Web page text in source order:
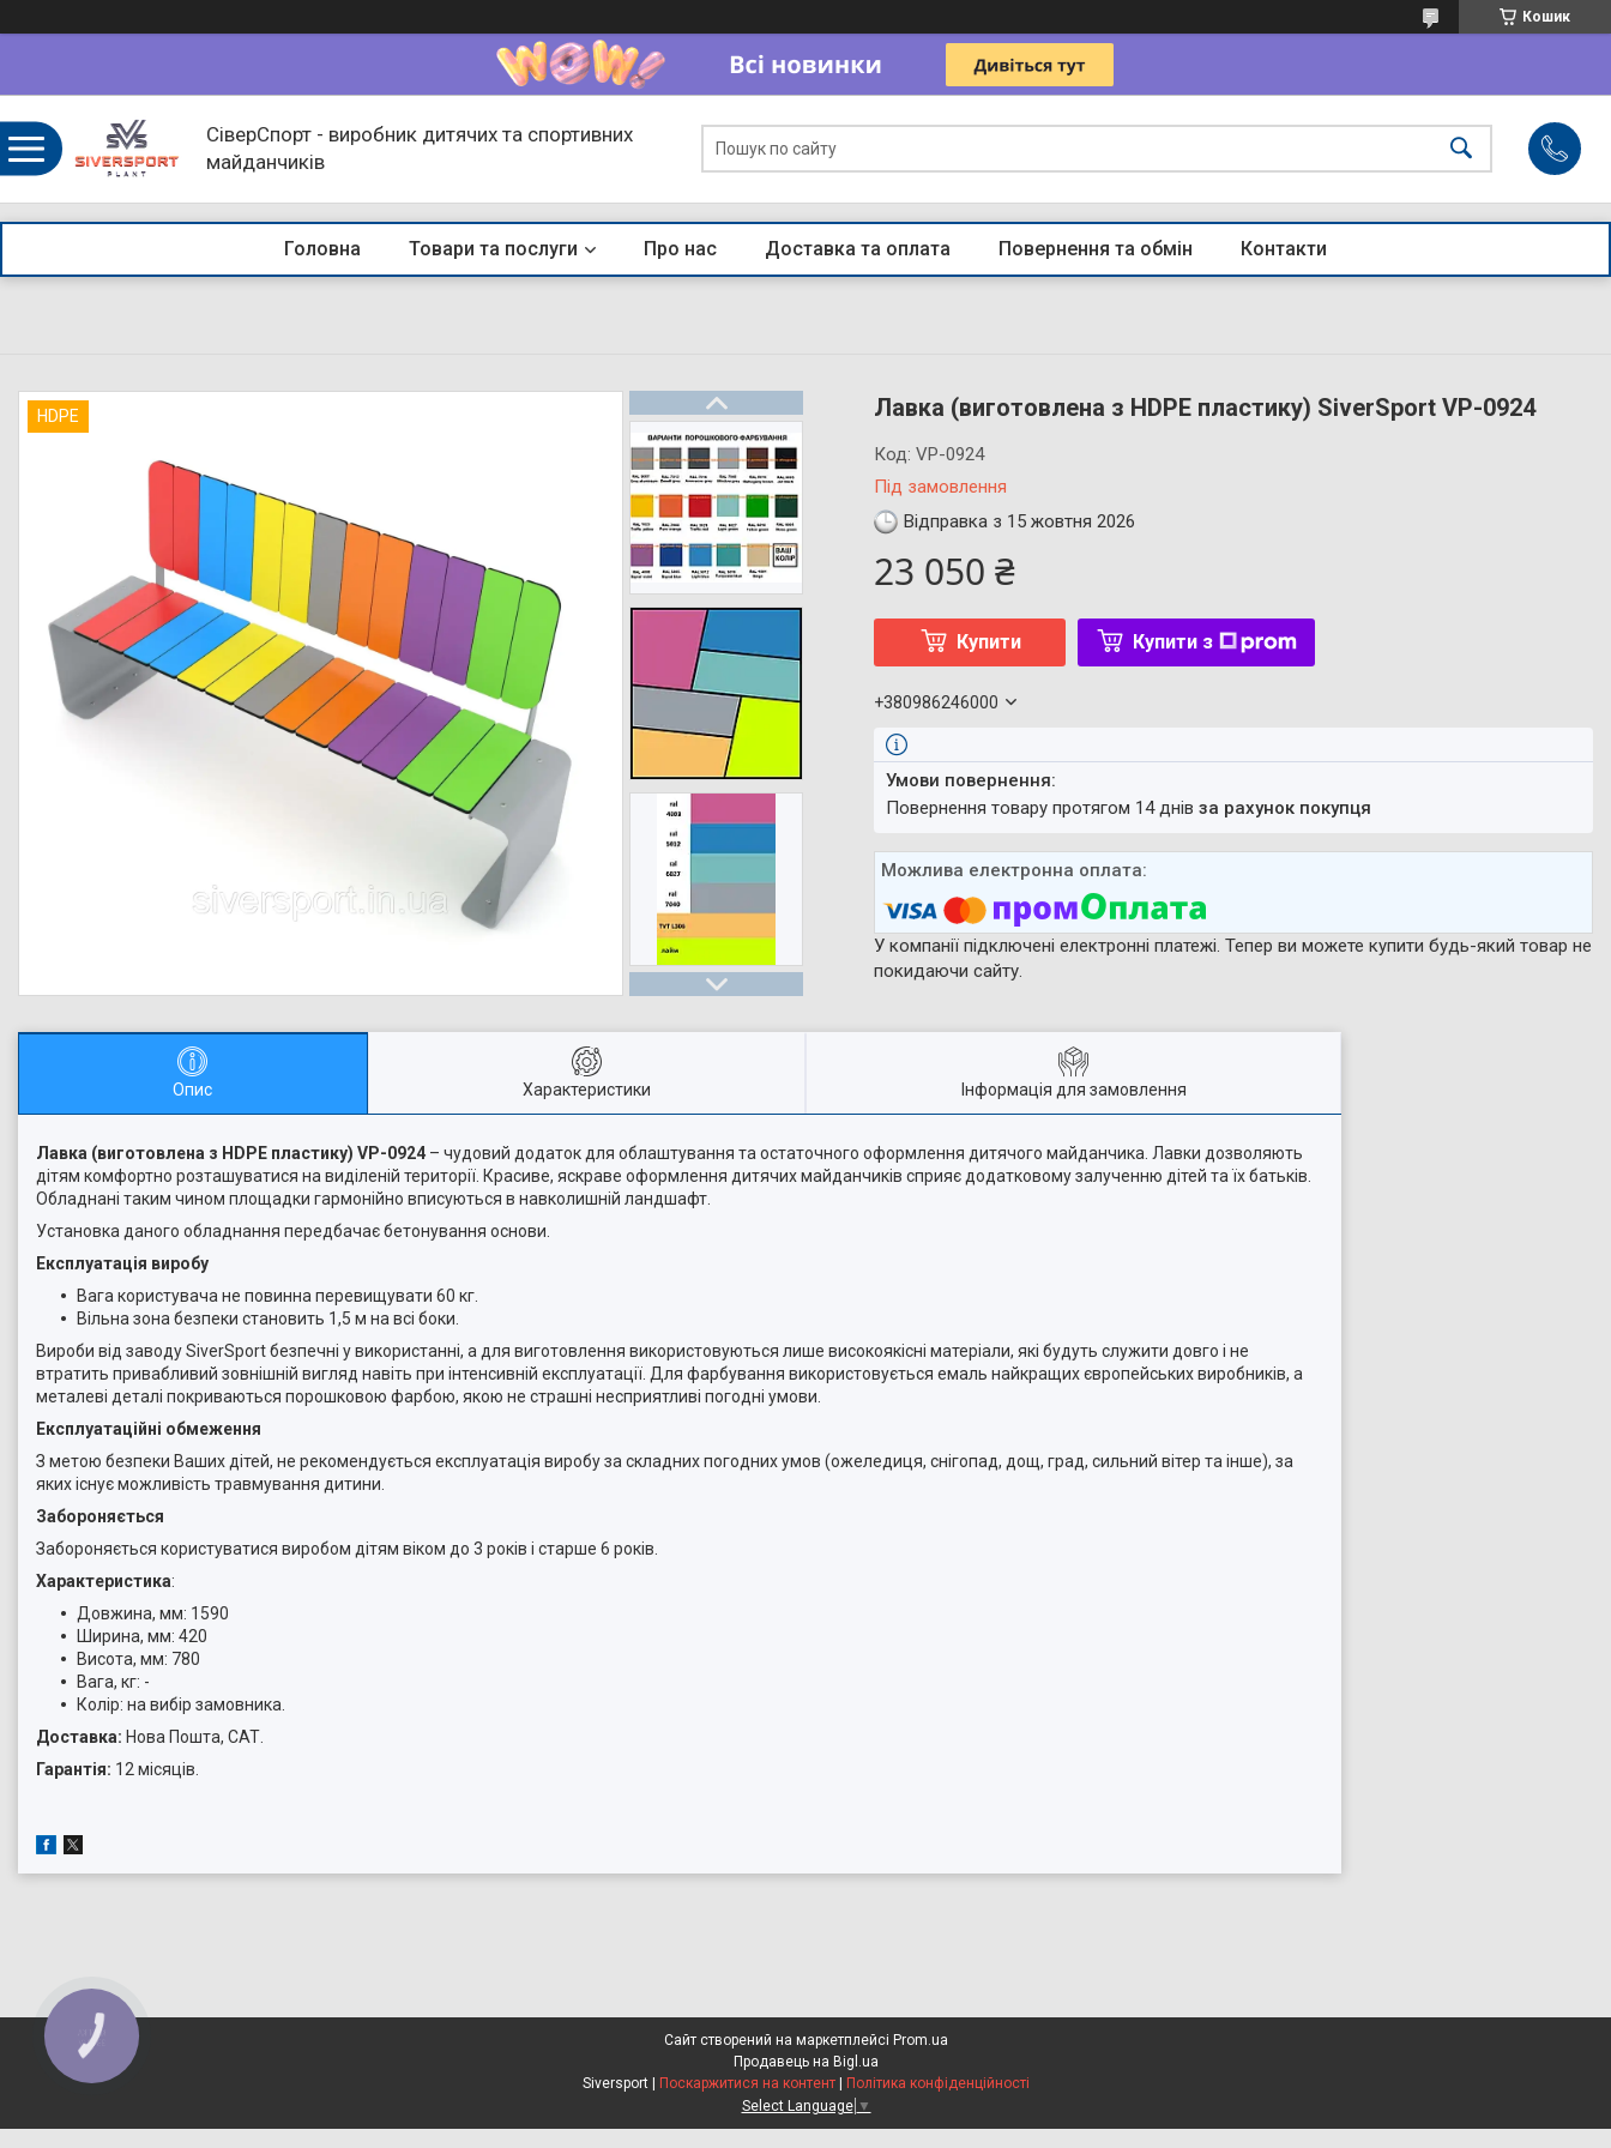
Кошик
СіверСпорт - виробник дитячих та спортивних
майданчиків
Головна Товари та послуги Про нас Доставка та оплата Повернення та обмін Контакти
HDPE Лавка (виготовлена з HDPE пластику) SiverSport VP-0924
Під замовлення
Код:VP-0924
Відправка з 15 жовтня 2026
23 050 ₴
Купити Купити з
+380986246000
повернення товару протягом 14 днівза рахунок покупця
У компанії підключені електронні платежі. Тепер ви можете купити будь-який товар не
покидаючи сайту.
Опис Характеристики Інформація для замовлення
Лавка (виготовлена з HDPE пластику) VP-0924 – чудовий додаток для облаштування та остаточного оформлення дитячого майданчика. Лавки дозволяють
дітям комфортно розташуватися на виділеній території. Красиве, яскраве оформлення дитячих майданчиків сприяє додатковому залученню дітей та їх батьків.
Обладнані таким чином площадки гармонійно вписуються в навколишній ландшафт.
Установка даного обладнання передбачає бетонування основи.
Експлуатація виробу
Вага користувача не повинна перевищувати 60 кг.
Вільна зона безпеки становить 1,5 м на всі боки.
Вироби від заводу SiverSport безпечні у використанні, а для виготовлення використовуються лише високоякісні матеріали, які будуть служити довго і не
втратить привабливий зовнішній вигляд навіть при інтенсивній експлуатації. Для фарбування використовується емаль найкращих європейських виробників, а
металеві деталі покриваються порошковою фарбою, якою не страшні несприятливі погодні умови.
Експлуатаційні обмеження
З метою безпеки Ваших дітей, не рекомендується експлуатація виробу за складних погодних умов (ожеледиця, снігопад, дощ, град, сильний вітер та інше), за
яких існує можливість травмування дитини.
Забороняється
Забороняється користуватися виробом дітям віком до 3 років і старше 6 років.
Характеристика:
Довжина, мм: 1590
Ширина, мм: 420
Висота, мм: 780
Вага, кг: -
Колір: на вибір замовника.
Доставка: Нова Пошта, САТ.
Гарантія: 12 місяців.
Сайт створений на маркетплейсі Prom.ua
Продавець на Bigl.ua
Поскаржитися на контент
Політика конфіденційності
Select Language ▼
КНОПКА
ЗВ'ЯЗКУ